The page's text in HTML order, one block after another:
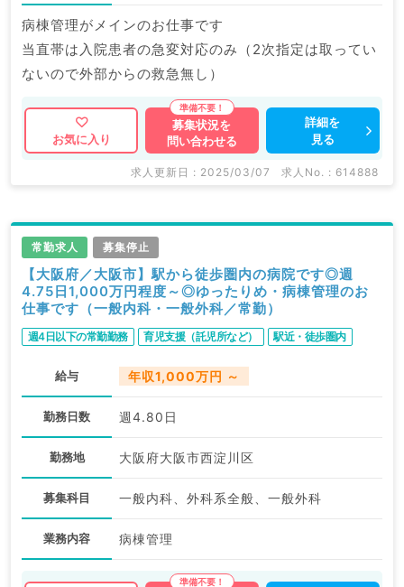
病棟管理がメインのお仕事です
当直帯は入院患者の急変対応のみ（2次指定は取ってい
ないので外部からの救急無し）
お気に入り
募集状況を
問い合わせる
詳細を
見る
求人更新日 : 2025/03/07 求人No. : 614888
常勤求人 募集停止
【大阪府／大阪市】駅から徒歩圏内の病院です◎週
4.75日1,000万円程度～◎ゆったりめ・病棟管理のお
仕事です（一般内科・一般外科／常勤）
週4日以下の常勤勤務 育児支援（託児所など） 駅近・徒歩圏内
給与 年収1,000万円 ～
勤務日数 週4.80日
勤務地 大阪府大阪市西淀川区
募集科目 一般内科、外科系全般、一般外科
業務内容 病棟管理